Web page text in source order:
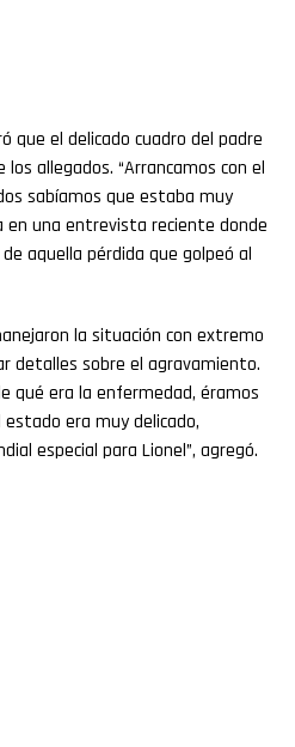
que el delicado cuadro del padre
allegados. “Arrancamos con el
sabíamos que estaba muy
una entrevista reciente donde
aquella pérdida que golpeó al
la situación con extremo
detalles sobre el agravamiento.
qué era la enfermedad, éramos
era muy delicado,
especial para Lionel”, agregó.